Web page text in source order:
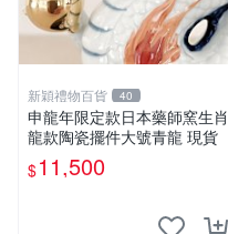
新穎禮物百貨 40
申龍年限定款日本藥師窯生肖
龍款陶瓷擺件大號青龍 現貨
$11,500